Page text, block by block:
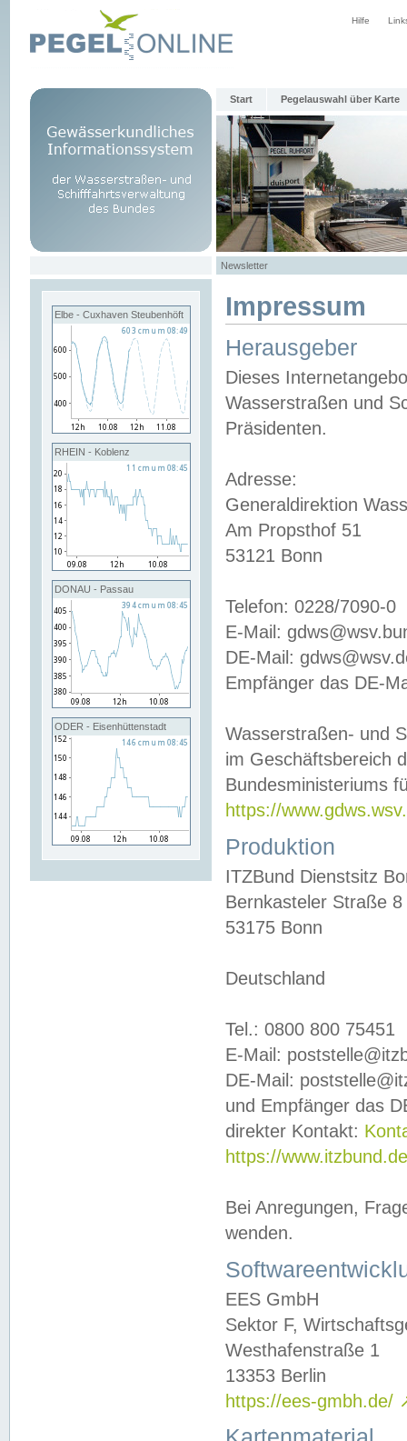
Hilfe
Start Pegelauswahl über Karte
Newsletter
Elbe - Cuxhaven Steubenhöft
RHEIN - Koblenz
DONAU - Passau
ODER - Eisenhüttenstadt
Impressum
Herausgeber
Dieses
Wasserstraßen und
Präsidenten.
Adresse:
Generaldirektion
Am Propsthof 51
53121 Bonn
Telefon: 0228/7090-0
E-Mail:
DE-Mail:
Empfänger das DE-
Wasserstraßen- und
im Geschäftsbereich
Bundesministeriums
https://
Produktion
ITZBund Dienstsitz
Bernkasteler Straße 8
53175 Bonn
Deutschland
Tel.: 0800 800 75451
E-Mail:
DE-Mail:
und Empfänger das
direkter Kontakt:
https://
Bei Anregungen,
wenden.
EES GmbH
Sektor F,
Westhafenstraße 1
13353 Berlin
https://ees-gmbh.de/